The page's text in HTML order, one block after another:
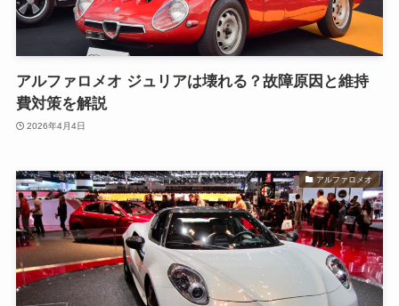
アルファロメオ ジュリアは壊れる？故障原因と維持
費対策を解説
2026年4月4日
アルファロメオ